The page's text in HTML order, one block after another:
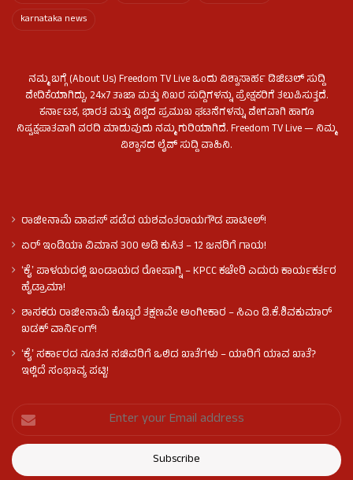
karnataka news
ನಮ್ಮ ಬಗ್ಗೆ (About Us) Freedom TV Live ಒಂದು ವಿಶ್ವಾಸಾರ್ಹ ಡಿಜಿಟಲ್ ಸುದ್ದಿ
ವೇದಿಕೆಯಾಗಿದ್ದು, 24x7 ತಾಜಾ ಮತ್ತು ನಿಖರ ಸುದ್ದಿಗಳನ್ನು ಪ್ರೇಕ್ಷಕರಿಗೆ ತಲುಪಿಸುತ್ತದೆ.
ಕರ್ನಾಟಕ, ಭಾರತ ಮತ್ತು ವಿಶ್ವದ ಪ್ರಮುಖ ಘಟನೆಗಳನ್ನು ವೇಗವಾಗಿ ಹಾಗೂ
ನಿಷ್ಪಕ್ಷಪಾತವಾಗಿ ವರದಿ ಮಾಡುವುದು ನಮ್ಮ ಗುರಿಯಾಗಿದೆ. Freedom TV Live — ನಿಮ್ಮ
ವಿಶ್ವಾಸದ ಲೈವ್ ಸುದ್ದಿ ವಾಹಿನಿ.
ರಾಜೀನಾಮೆ ವಾಪಸ್ ಪಡೆದ ಯಶವಂತರಾಯಗೌಡ ಪಾಟೀಲ್‌!
ಏರ್ ಇಂಡಿಯಾ ವಿಮಾನ 300 ಅಡಿ ಕುಸಿತ – 12 ಜನರಿಗೆ ಗಾಯ!
ʻಕೈʼ​ ಪಾಳಯದಲ್ಲಿ ಬಂಡಾಯದ ರೋಷಾಗ್ನಿ – KPCC ಕಚೇರಿ ಎದುರು ಕಾರ್ಯಕರ್ತರ
ಹೈಡ್ರಾಮಾ!
ಶಾಸಕರು ರಾಜೀನಾಮೆ ಕೊಟ್ಟರೆ ತಕ್ಷಣವೇ ಅಂಗೀಕಾರ – ಸಿಎಂ ಡಿ.ಕೆ.ಶಿವಕುಮಾರ್
ಖಡಕ್ ವಾರ್ನಿಂಗ್!
ʻಕೈʼ ಸರ್ಕಾರದ ನೂತನ ಸಚಿವರಿಗೆ ಒಲಿದ ಖಾತೆಗಳು – ಯಾರಿಗೆ ಯಾವ ಖಾತೆ?
ಇಲ್ಲಿದೆ ಸಂಭಾವ್ಯ ಪಟ್ಟಿ!